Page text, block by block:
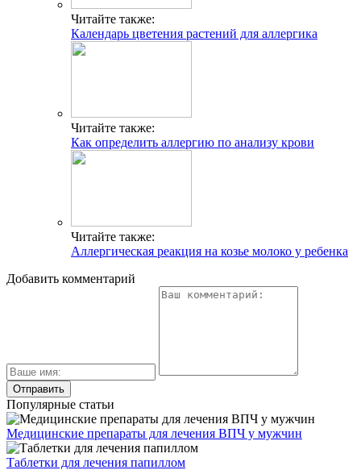
Читайте также:
Календарь цветения растений для аллергика
Читайте также:
Как определить аллергию по анализу крови
Читайте также:
Аллергическая реакция на козье молоко у ребенка
Добавить комментарий
Популярные статьи
Медицинские препараты для лечения ВПЧ у мужчин
Таблетки для лечения папиллом